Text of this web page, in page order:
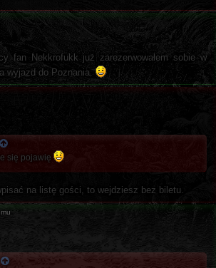
fan Nekkrofukk już zarezerwowałem sobie w
wyjazd do Poznania.
się pojawię
na listę gości, to wejdziesz bez biletu.